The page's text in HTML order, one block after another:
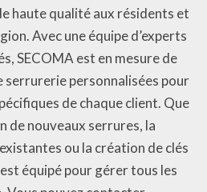
haute qualité aux résidents et
Avec une équipe d’experts
SECOMA est en mesure de
personnalisées pour
de chaque client. Que
de nouveaux serrures, la
ou la création de clés
équipé pour gérer tous les